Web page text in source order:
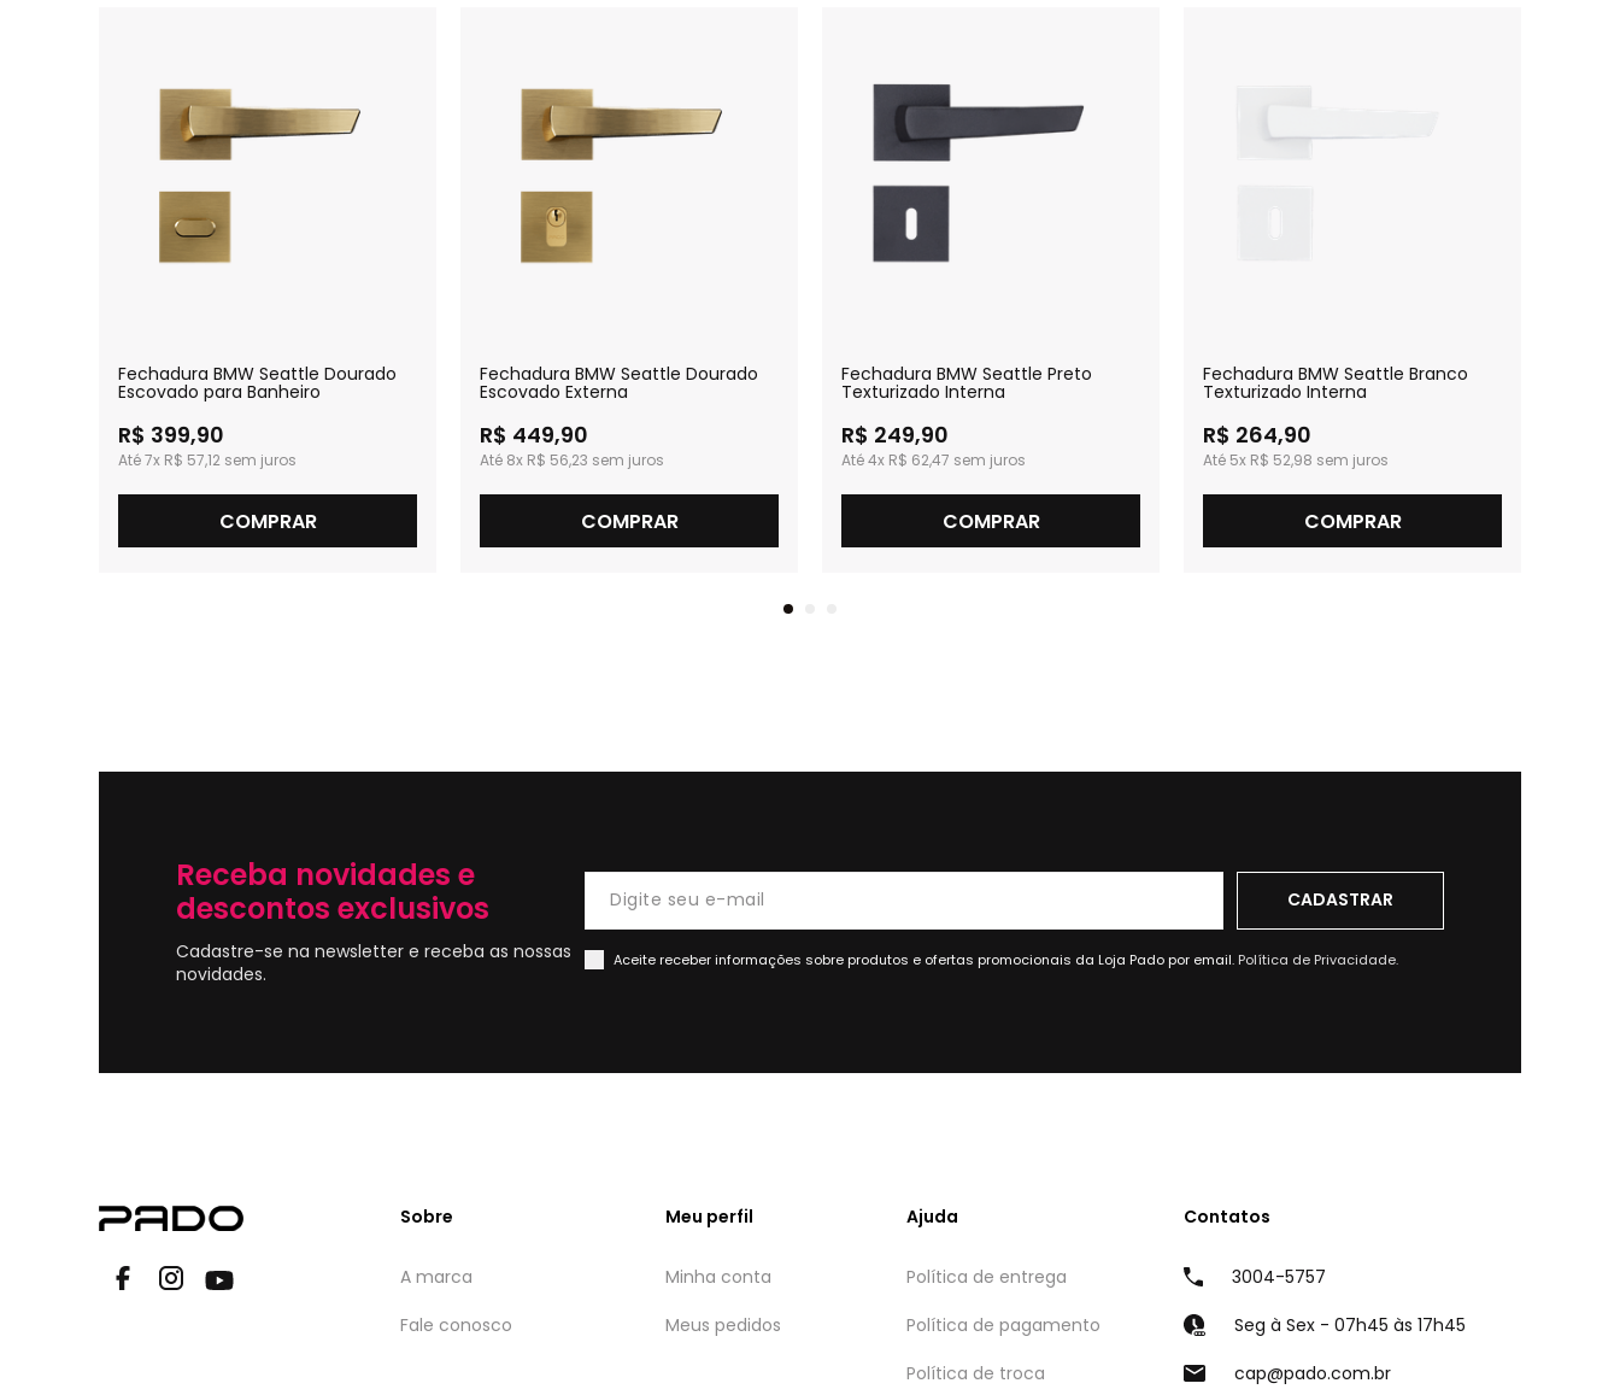
Fechadura BMW Seattle Dourado
Escovado para Banheiro
R$ 399,90
7x R$ 57,12
COMPRAR
Fechadura BMW Seattle Dourado
Escovado Externa
R$ 449,90
8x R$ 56,23
COMPRAR
Fechadura BMW Seattle Preto
Texturizado Interna
R$ 249,90
4x R$ 62,47
COMPRAR
Fechadura BMW Seattle Branco
Texturizado Interna
R$ 264,90
5x R$ 52,98
COMPRAR
Receba novidades e
descontos exclusivos
Cadastre-se na newsletter e receba as nossas
novidades.
Aceite receber informações sobre produtos e ofertas promocionais da Loja Pado por email. Política de Privacidade.
Sobre
A marca
Fale conosco
Meu perfil
Minha conta
Meus pedidos
Ajuda
Política de entrega
Política de pagamento
Política de troca
Contatos
3004-5757
Seg à Sex - 07h45 às 17h45
cap@pado.com.br